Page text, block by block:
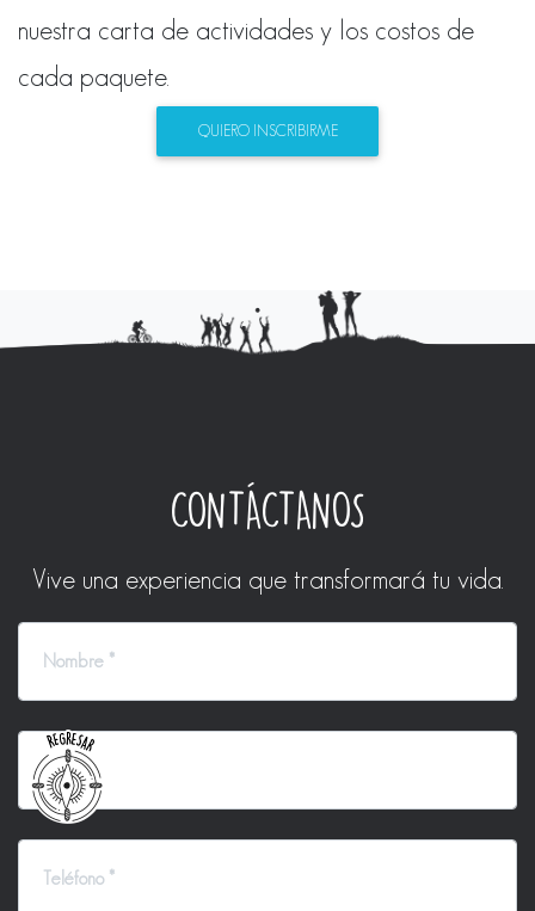
nuestra carta de actividades y los costos de
cada paquete.
QUIERO INSCRIBIRME
CONTÁCTANOS
Vive una experiencia que transformará tu vida.